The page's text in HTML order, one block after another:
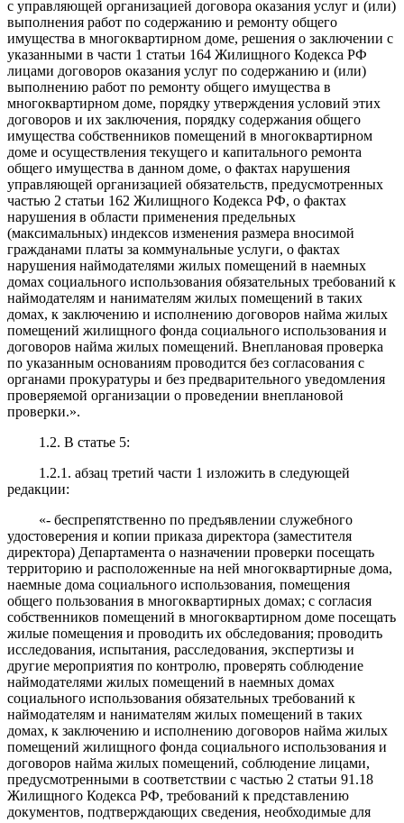
с управляющей организацией договора оказания услуг и (или)
выполнения работ по содержанию и ремонту общего
имущества в многоквартирном доме, решения о заключении с
указанными в части 1 статьи 164 Жилищного Кодекса РФ
лицами договоров оказания услуг по содержанию и (или)
выполнению работ по ремонту общего имущества в
многоквартирном доме, порядку утверждения условий этих
договоров и их заключения, порядку содержания общего
имущества собственников помещений в многоквартирном
доме и осуществления текущего и капитального ремонта
общего имущества в данном доме, о фактах нарушения
управляющей организацией обязательств, предусмотренных
частью 2 статьи 162 Жилищного Кодекса РФ, о фактах
нарушения в области применения предельных
(максимальных) индексов изменения размера вносимой
гражданами платы за коммунальные услуги, о фактах
нарушения наймодателями жилых помещений в наемных
домах социального использования обязательных требований к
наймодателям и нанимателям жилых помещений в таких
домах, к заключению и исполнению договоров найма жилых
помещений жилищного фонда социального использования и
договоров найма жилых помещений. Внеплановая проверка
по указанным основаниям проводится без согласования с
органами прокуратуры и без предварительного уведомления
проверяемой организации о проведении внеплановой
проверки.».
1.2. В статье 5:
1.2.1. абзац третий части 1 изложить в следующей
редакции:
«- беспрепятственно по предъявлении служебного
удостоверения и копии приказа директора (заместителя
директора) Департамента о назначении проверки посещать
территорию и расположенные на ней многоквартирные дома,
наемные дома социального использования, помещения
общего пользования в многоквартирных домах; с согласия
собственников помещений в многоквартирном доме посещать
жилые помещения и проводить их обследования; проводить
исследования, испытания, расследования, экспертизы и
другие мероприятия по контролю, проверять соблюдение
наймодателями жилых помещений в наемных домах
социального использования обязательных требований к
наймодателям и нанимателям жилых помещений в таких
домах, к заключению и исполнению договоров найма жилых
помещений жилищного фонда социального использования и
договоров найма жилых помещений, соблюдение лицами,
предусмотренными в соответствии с частью 2 статьи 91.18
Жилищного Кодекса РФ, требований к представлению
документов, подтверждающих сведения, необходимые для